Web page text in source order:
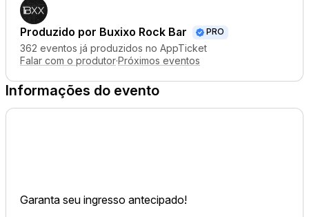
Produzido por Buxixo Rock Bar PRO
362 eventos já produzidos no AppTicket
Falar com o produtor·Próximos eventos
Informações do evento
Garanta seu ingresso antecipado!